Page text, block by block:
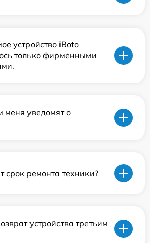
устройство iBoto
только фирменными
меня уведомят о
срок ремонта техники?
устройства третьим